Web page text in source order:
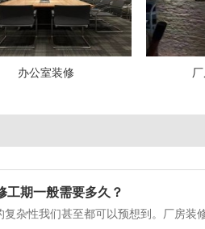
办公室装修
工期一般需要多久？
复杂性我们甚至都可以预想到。厂房